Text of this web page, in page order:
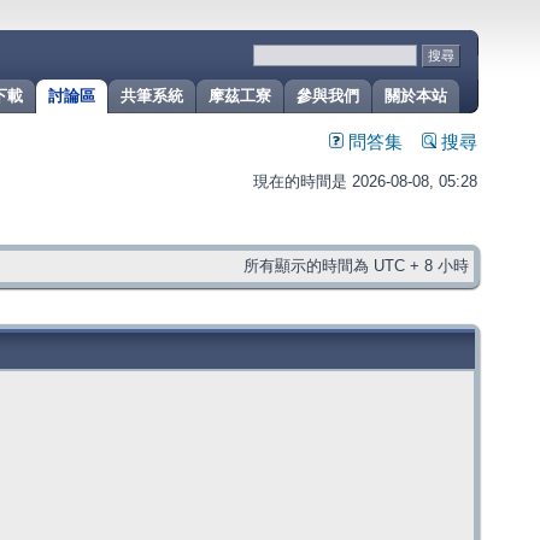
關於本站
參與我們
摩茲工寮
共筆系統
討論區
載
問答集 搜尋
現在的時間是 2026-08-08, 05:28
所有顯示的時間為 UTC + 8 小時